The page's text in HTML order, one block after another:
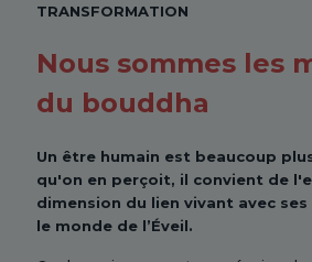
TRANSFORMATION
Nous sommes les
du bouddha
Un être humain est beaucoup
qu'on en perçoit, il convient de
dimension du lien vivant avec
le monde de l’Éveil.